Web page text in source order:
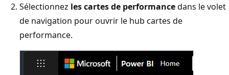
Sélectionnez les cartes de performancedans le volet
de navigation pour ouvrir le hub cartes de
performance.